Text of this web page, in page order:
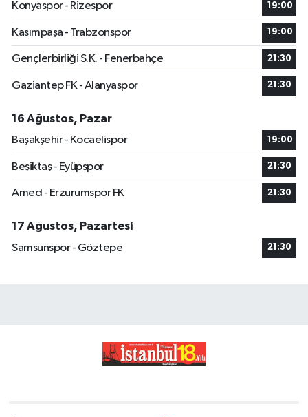
Konyaspor - Rizespor
19:00
Kasımpaşa - Trabzonspor 19:00
Gençlerbirliği S.K. - Fenerbahçe 21:30
Gaziantep FK - Alanyaspor 21:30
16 Ağustos, Pazar
Başakşehir - Kocaelispor
19:00
Beşiktaş - Eyüpspor 21:30
Amed - Erzurumspor FK 21:30
17 Ağustos, Pazartesi
Samsunspor - Göztepe
21:30